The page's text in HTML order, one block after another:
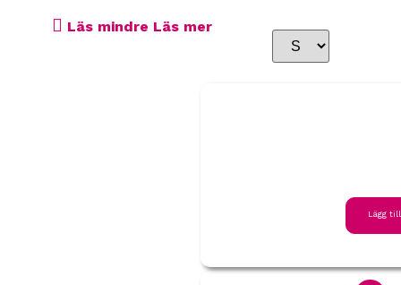
Läs mindre Läs mer
Lägg